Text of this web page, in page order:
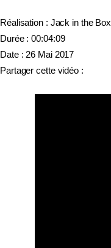
Réalisation : Jack in the Box
Durée : 00:04:09
Date : 26 Mai 2017
Partager cette vidéo :